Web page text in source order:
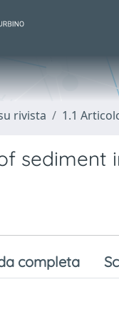
rivista 1.1
sediment
completa